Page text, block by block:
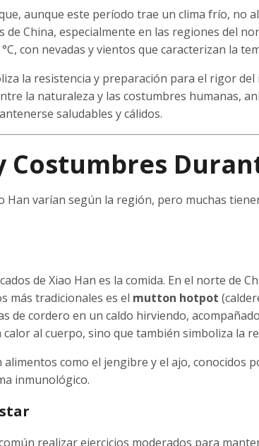
aunque este período trae un clima frío, no
de China, especialmente en las regiones del
con nevadas y vientos que caracterizan la
la resistencia y preparación para el rigor
la naturaleza y las costumbres humanas,
saludables y cálidos.
Costumbres
Han varían según la región, pero muchas
de Xiao Han es la comida. En el norte de
más tradicionales es el mutton hotpot
de cordero en un caldo hirviendo,
al cuerpo, sino que también simboliza la
como el jengibre y el ajo, conocidos
inmunológico.
realizar ejercicios moderados para